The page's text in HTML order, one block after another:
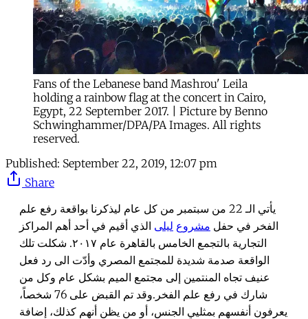
Fans of the Lebanese band Mashrou' Leila
holding a rainbow flag at the concert in Cairo,
Egypt, 22 September 2017. | Picture by Benno
Schwinghammer/DPA/PA Images. All rights
reserved.
Published: September 22, 2019, 12:07 pm
Share
يأتي الـ 22 من سبتمبر من كل عام ليذكرنا بواقعة رفع علم
الفخر في حفل مشروع ليلى الذي أقيم في أحد أهم المراكز
التجارية بالتجمع الخامس بالقاهرة عام ٢٠١٧. شكلت تلك
الواقعة صدمة شديدة للمجتمع المصري وأدّت الى رد فعل
عنيف تجاه المنتمين إلى مجتمع الميم بشكل عام وكل من
شارك في رفع علم الفخر.وقد تم القبض على 76 شخصاً،
يعرفون أنفسهم بمثليي الجنس، أو من يظن أنهم كذلك، إضافة